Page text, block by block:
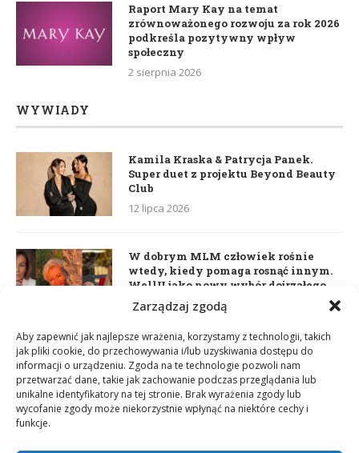
Zarządzaj zgodą
Aby zapewnić jak najlepsze wrażenia, korzystamy z technologii, takich
jak pliki cookie, do przechowywania i/lub uzyskiwania dostępu do
informacji o urządzeniu. Zgoda na te technologie pozwoli nam
przetwarzać dane, takie jak zachowanie podczas przeglądania lub
unikalne identyfikatory na tej stronie. Brak wyrażenia zgody lub
wycofanie zgody może niekorzystnie wpłynąć na niektóre cechy i
funkcje.
Raport Mary Kay na temat
zrównoważonego rozwoju za rok 2026
podkreśla pozytywny wpływ
społeczny
2 sierpnia 2026
WYWIADY
Kamila Kraska & Patrycja Panek.
Super duet z projektu Beyond Beauty
Club
12 lipca 2026
W dobrym MLM człowiek rośnie
wtedy, kiedy pomaga rosnąć innym.
WellU jako nowy wybór dojrzałego
lidera
Daria Dudzik. Kocham Cię
17 kwietnia 2026